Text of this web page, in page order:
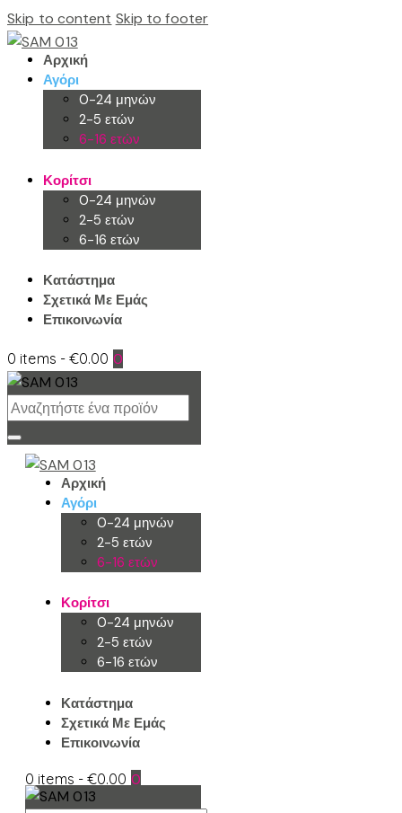
Skip to content Skip to footer
Αρχική
Αγόρι
0-24 μηνών
2-5 ετών
6-16 ετών
Κορίτσι
0-24 μηνών
2-5 ετών
6-16 ετών
Κατάστημα
Σχετικά Με Εμάς
Επικοινωνία
0 items -€0.00 0
Αρχική
Αγόρι
0-24 μηνών
2-5 ετών
6-16 ετών
Κορίτσι
0-24 μηνών
2-5 ετών
6-16 ετών
Κατάστημα
Σχετικά Με Εμάς
Επικοινωνία
0 items -€0.00 0